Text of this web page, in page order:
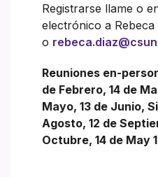
Registrarse llame o
electrónico a
o
Reuniones en-
de Febrero, 14 de
Mayo, 13 de Junio,
Agosto, 12 de
Octubre, 14 de May